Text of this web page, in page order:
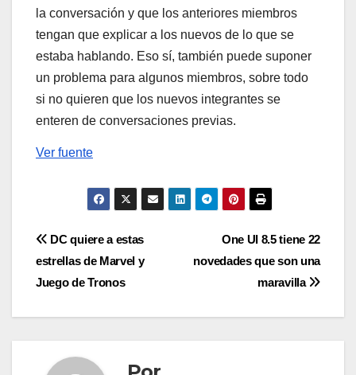
la conversación y que los anteriores miembros
tengan que explicar a los nuevos de lo que se
estaba hablando. Eso sí, también puede suponer
un problema para algunos miembros, sobre todo
si no quieren que los nuevos integrantes se
enteren de conversaciones previas.
Ver fuente
Navegación
de
entradas
One UI 8.5 tiene 22
novedades que son una
maravilla
DC quiere a estas
estrellas de Marvel y
Juego de Tronos